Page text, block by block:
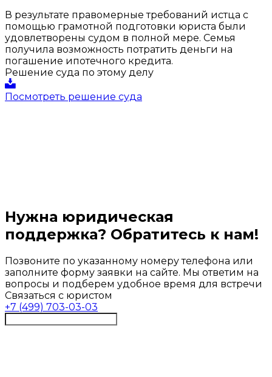
В результате правомерные требований истца с
помощью грамотной подготовки юриста были
удовлетворены судом в полной мере. Семья
получила возможность потратить деньги на
погашение ипотечного кредита.
Решение суда по этому делу
Посмотреть решение суда
Нужна юридическая
поддержка? Обратитесь к нам!
Позвоните по указанному номеру телефона или
заполните форму заявки на сайте. Мы ответим на
вопросы и подберем удобное время для встречи
Связаться с юристом
+7 (499) 703-03-03